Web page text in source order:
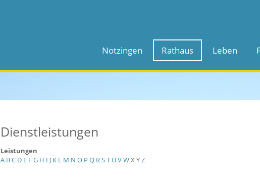
Notzingen Rathaus Leben
Dienstleistungen
Leistungen
A BC D E FG H I J K L M N O P Q RST UVWXYZ